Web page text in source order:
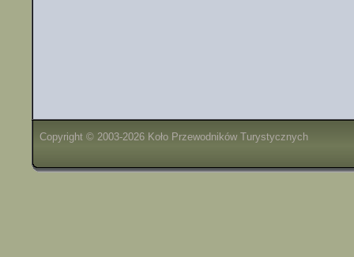
Copyright © 2003-2026 Koło Przewodników Turystycznych